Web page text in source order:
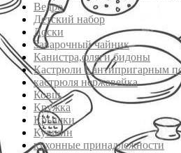
Ведро
Детский набор
Доски
Заварочный чайник
Канистра,фляги,бидоны
Кастрюли с антипригарным
кастрюля нержавейка
Ковш
Кружка
Крышки
Кувшин
кухонные принадлежности